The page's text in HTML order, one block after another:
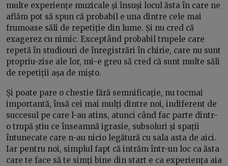
multe experiențe muzicale și însuși locul ăsta în care ne
aflăm pot să spun că probabil e una dintre cele mai
frumoase săli de repetiție din lume. Și nu cred că
exagerez cu nimic. Exceptând probabil trupele care
repetă în studiouri de înregistrări în chirie, care nu sunt
propriu-zise ale lor, mi-e greu să cred că sunt multe săli
de repetiții așa de mișto.
Și poate pare o chestie fără semnificație, nu tocmai
importantă, însă cei mai mulți dintre noi, indiferent de
succesul pe care l-au atins, atunci când fac parte dintr-
o trupă știu ce înseamnă igrasie, subsoluri și spații
întunecate care n-au nicio legătură cu sala asta de aici.
Iar pentru noi, simplul fapt că intrăm într-un loc ca ăsta
care te face să te simți bine din start e ca experiența aia